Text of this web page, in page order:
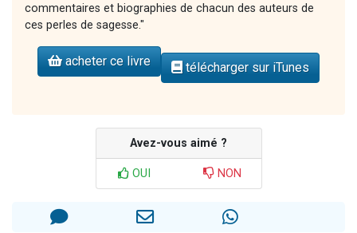
commentaires et biographies de chacun des auteurs de
ces perles de sagesse."
acheter ce livre télécharger sur iTunes
Avez-vous aimé ?
OUI NON